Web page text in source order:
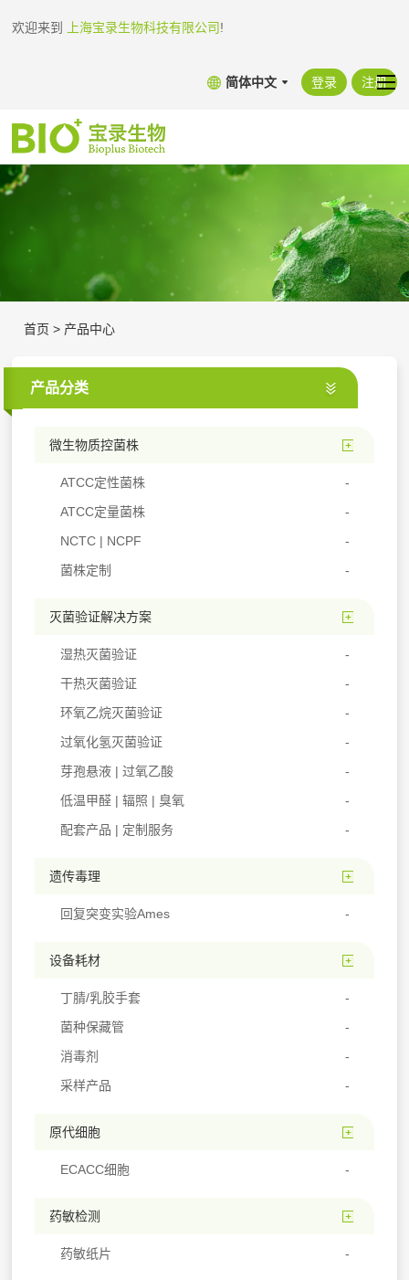
欢迎来到 上海宝录生物科技有限公司!
简体中文 登录 注册
首页 > 产品中心
产品分类
微生物质控菌株
ATCC定性菌株
ATCC定量菌株
NCTC | NCPF
菌株定制
灭菌验证解决方案
湿热灭菌验证
干热灭菌验证
环氧乙烷灭菌验证
过氧化氢灭菌验证
芽孢悬液 | 过氧乙酸
低温甲醛 | 辐照 | 臭氧
配套产品 | 定制服务
遗传毒理
回复突变实验Ames
设备耗材
丁腈/乳胶手套
菌种保藏管
消毒剂
采样产品
原代细胞
ECACC细胞
药敏检测
药敏纸片